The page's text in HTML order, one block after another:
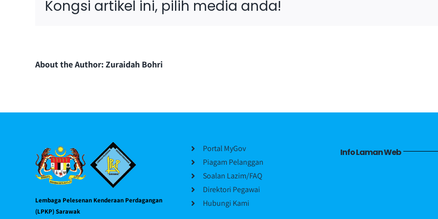
Kongsi artikel ini, pilih media anda!
About the Author: Zuraidah Bohri
Lembaga Pelesenan Kenderaan Perdagangan
(LPKP) Sarawak
Portal MyGov
Piagam Pelanggan
Soalan Lazim/FAQ
Direktori Pegawai
Hubungi Kami
Info Laman Web